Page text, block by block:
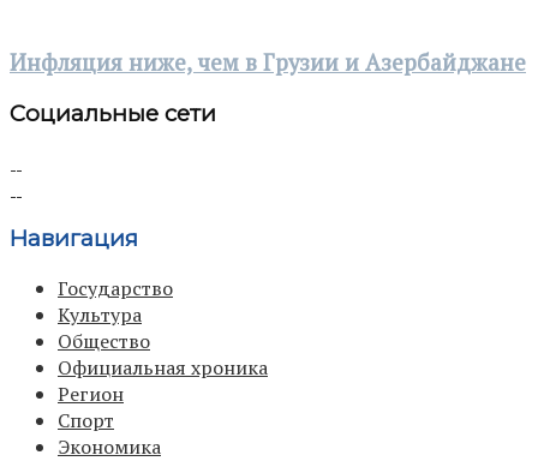
Инфляция ниже, чем в Грузии и Азербайджане
Социальные сети
Навигация
Государство
Культура
Общество
Официальная хроника
Регион
Спорт
Экономика